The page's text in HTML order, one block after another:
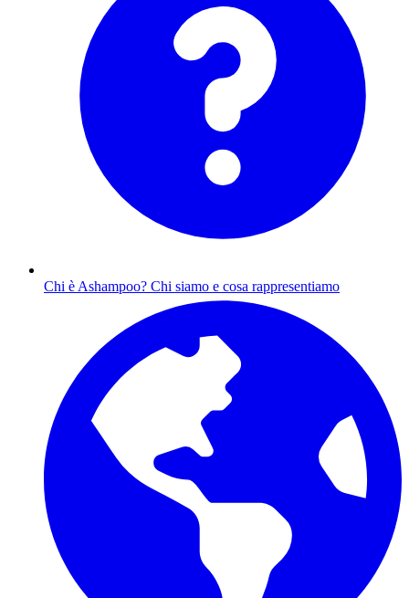
Chi è Ashampoo? Chi siamo e cosa rappresentiamo